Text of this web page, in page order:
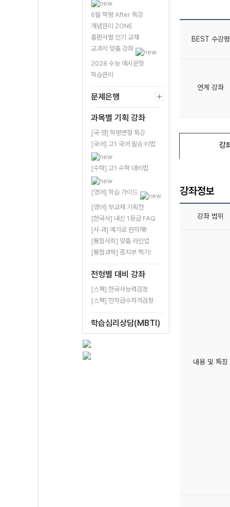
6월 학평 After 특강
개념원리 ZONE
출판사별 인기 교재
교과서 맞춤 강좌
2028 수능 예시문항
학습관리
문제은행
과목별 기획 강좌
[국·영] 학평변형 특강
[국어] 고1 국어 필승 비법
[수학] 고1 수학 대비법
[영어] 학습 가이드
[영어] 부교재 기획전
[한국사] 내신 1등급 FAQ
[사·과] 메가로 완자해!
[통합사회] 맞춤 라인업
[통합과학] 종지부 찍기!
전형별 대비 강좌
[스펙] 한국사능력검정
[스펙] 한자급수자격검정
학습심리상담(MBTI)
BEST 수강평
연계 강좌
강
강좌정보
강좌 범위
내용 및 특징